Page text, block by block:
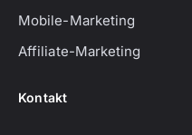
Mobile-Marketing
Affiliate-Marketing
Kontakt